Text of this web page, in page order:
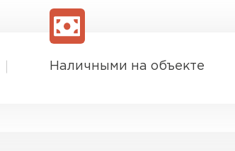
Наличными на объекте